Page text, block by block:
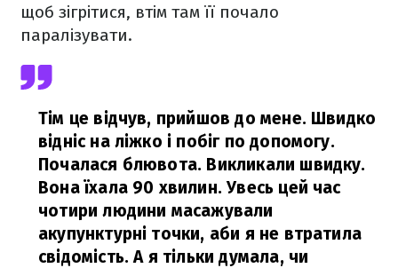
щоб зігрітися, втім там її почало
паралізувати.
Тім це відчув, прийшов до мене. Швидко
відніс на ліжко і побіг по допомогу.
Почалася блювота. Викликали швидку.
Вона їхала 90 хвилин. Увесь цей час
чотири людини масажували
акупунктурні точки, аби я не втратила
свідомість. А я тільки думала, чи